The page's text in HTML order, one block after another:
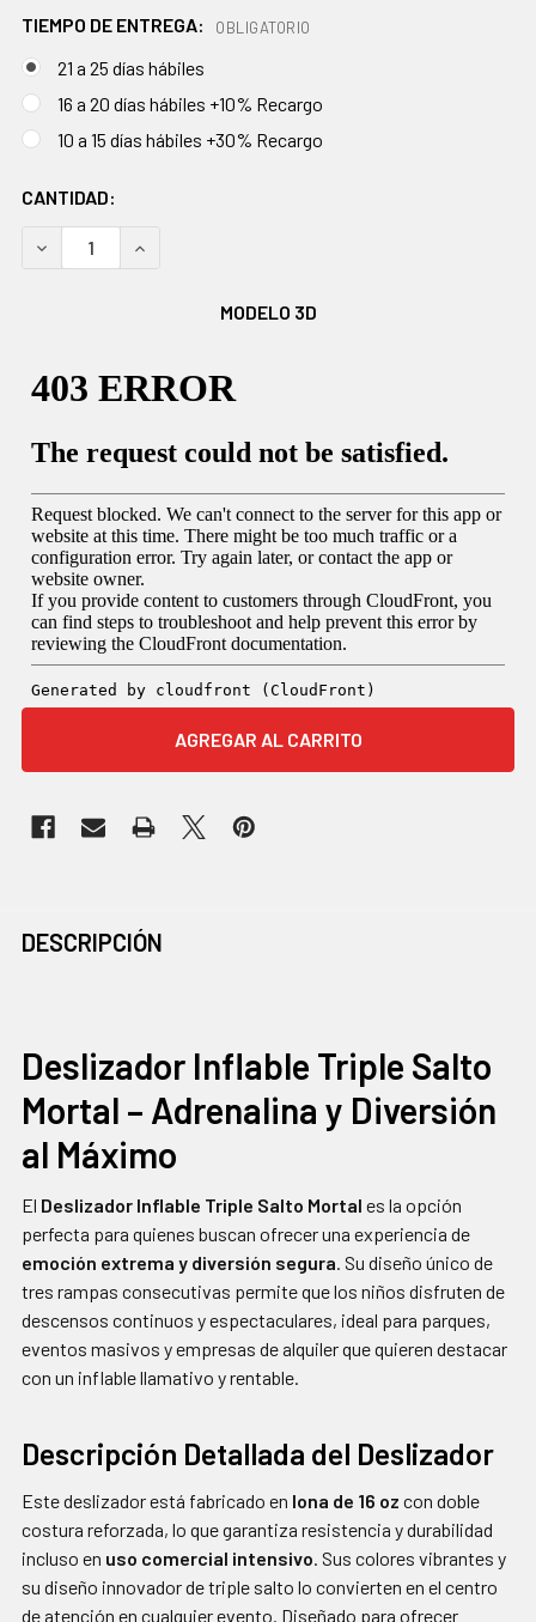
TIEMPO DE ENTREGA: OBLIGATORIO
21 a 25 días hábiles
16 a 20 días hábiles +10% Recargo
10 a 15 días hábiles +30% Recargo
EXISTENCIAS
ACTUALES:
CANTIDAD:
DISMINUIR CANTIDAD:AUMENTAR CANTIDAD:
MODELO 3D
JUNTOS
SELECCIONAR
TODO
SELECCIONADOS
AL CARRITO
DESCRIPCIÓN
Deslizador Inflable Triple Salto
Mortal – Adrenalina y Diversión
al Máximo
El Deslizador Inflable Triple Salto Mortal es la opción
perfecta para quienes buscan ofrecer una experiencia de
emoción extrema y diversión segura. Su diseño único de
tres rampas consecutivas permite que los niños disfruten de
descensos continuos y espectaculares, ideal para parques,
eventos masivos y empresas de alquiler que quieren destacar
con un inflable llamativo y rentable.
Descripción Detallada del Deslizador
Este deslizador está fabricado en lona de 16 oz con doble
costura reforzada, lo que garantiza resistencia y durabilidad
incluso en uso comercial intensivo. Sus colores vibrantes y
su diseño innovador de triple salto lo convierten en el centro
de atención en cualquier evento. Diseñado para ofrecer